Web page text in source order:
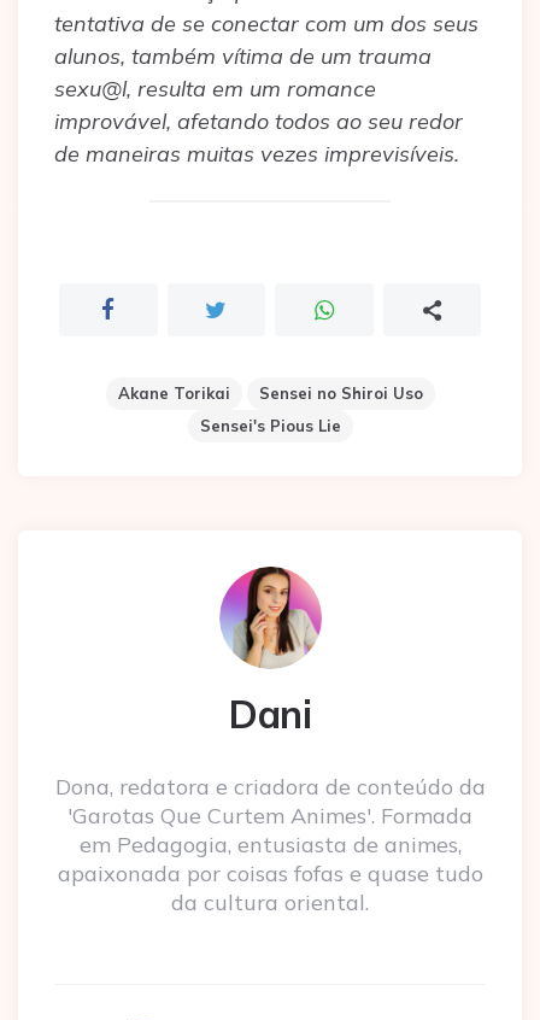
tentativa de se conectar com um dos seus
alunos, também vítima de um trauma
sexu@l, resulta em um romance
improvável, afetando todos ao seu redor
de maneiras muitas vezes imprevisíveis.
Akane Torikai
Sensei no Shiroi Uso
Sensei's Pious Lie
Dani
Dona, redatora e criadora de conteúdo da
'Garotas Que Curtem Animes'. Formada
em Pedagogia, entusiasta de animes,
apaixonada por coisas fofas e quase tudo
da cultura oriental.